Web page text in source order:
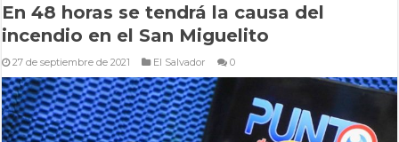
En 48 horas se tendrá la causa del
incendio en el San Miguelito
27 de septiembre de 2021 El Salvador 0